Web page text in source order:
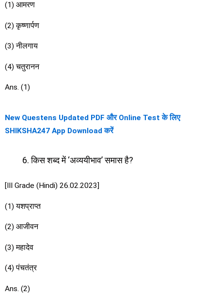
(1) आमरण
(2) कृष्णार्पण
(3) नीलगाय
(4) चतुरानन
Ans. (1)
New Questens Updated PDF और Online Test के लिए
SHIKSHA247 App Download करें
किस शब्द में ‘अव्ययीभाव’ समास है?
[III Grade (Hindi) 26.02.2023]
(1) यशप्राप्त
(2) आजीवन
(3) महादेव
(4) पंचतंत्र
Ans. (2)